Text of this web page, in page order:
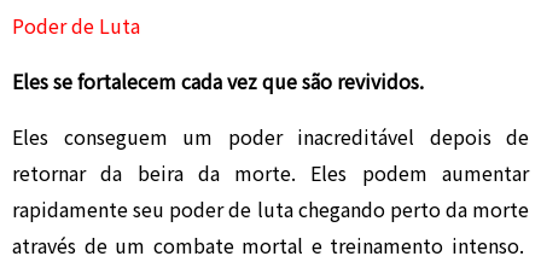
Poder de Luta
Eles se fortalecem cada vez que são revividos.
Eles conseguem um poder inacreditável depois de
retornar da beira da morte. Eles podem aumentar
rapidamente seu poder de luta chegando perto da morte
através de um combate mortal e treinamento intenso.